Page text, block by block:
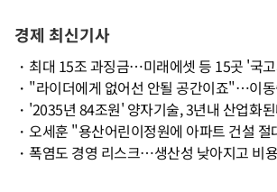
경제 최신기사
・
・
・
・
・ 폭염도 경영 리스크…생산성 낮아지고 비